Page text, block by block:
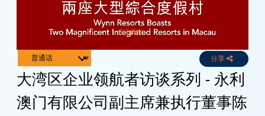
Channels 分享
大湾区企业领航者访谈系列 - 永利
澳门有限公司副主席兼执行董事陈